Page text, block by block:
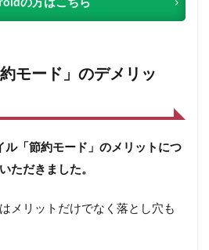
の方はこちら
モード」のデメリッ
ル「節約モード」のメリットにつ
ただきました。
メリットだけでなく落とし穴も